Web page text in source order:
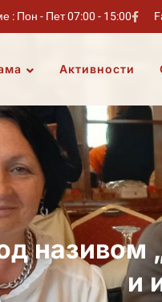
: Пон - Пет 07:00 - 15:00
Активности
називом
и